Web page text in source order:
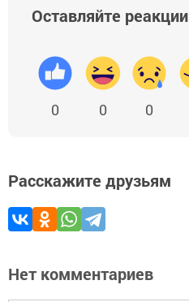
Оставляйте реакции
0 0 0
Расскажите друзьям
Нет комментариев